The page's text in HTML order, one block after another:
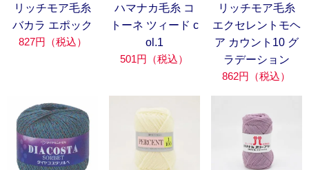
リッチモア毛糸
バカラ エポック
827円（税込）
ハマナカ毛糸 コ
トーネ ツィード c
ol.1
501円（税込）
リッチモア毛糸
エクセレントモヘ
ア カウント10 グ
ラデーション
862円（税込）